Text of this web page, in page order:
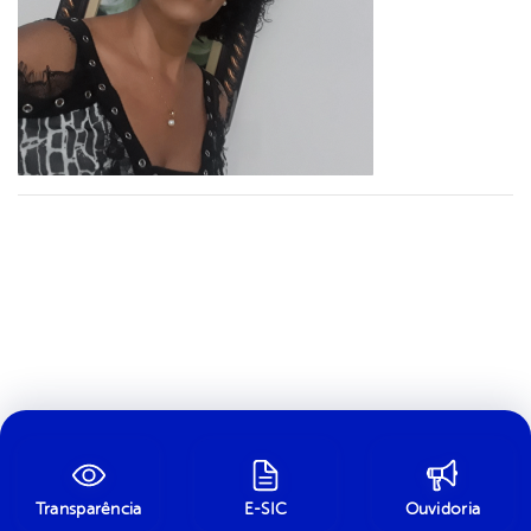
Transparência E-SIC Ouvidoria